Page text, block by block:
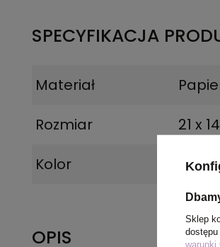
SPECYFIKACJA
Materiał
Rozmiar
21 x
Kolor
OPIS
Sklep
warunki